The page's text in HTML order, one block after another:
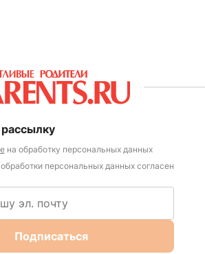
на обработку персональных данных
персональных данных согласен
Подписаться